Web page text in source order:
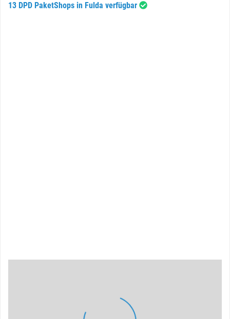
13 DPD PaketShops in Fulda verfügbar